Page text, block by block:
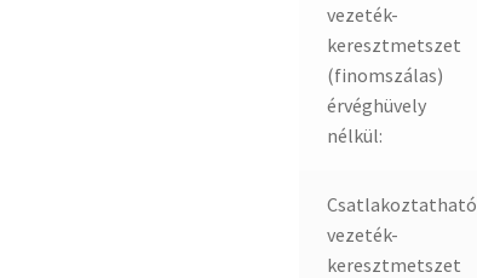
vezeték-
keresztmetszet
(finomszálas)
érvéghüvely
nélkül:
Csatlakoztatható
vezeték-
keresztmetszet